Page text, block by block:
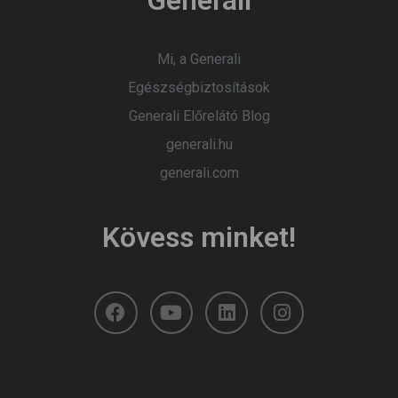
Mi, a Generali
Egészségbiztosítások
Generali Előrelátó Blog
generali.hu
generali.com
Kövess minket!